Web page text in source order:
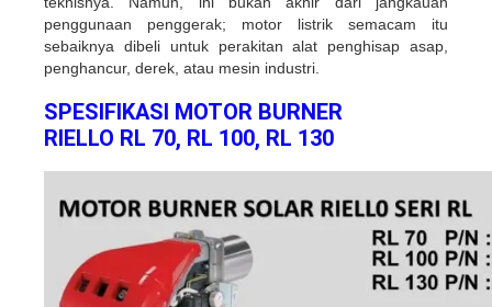
penggunaan penggerak; motor listrik semacam itu
sebaiknya dibeli untuk perakitan alat penghisap asap,
penghancur, derek, atau mesin industri.
SPESIFIKASI MOTOR BURNER
RIELLO RL 70, RL 100, RL 130